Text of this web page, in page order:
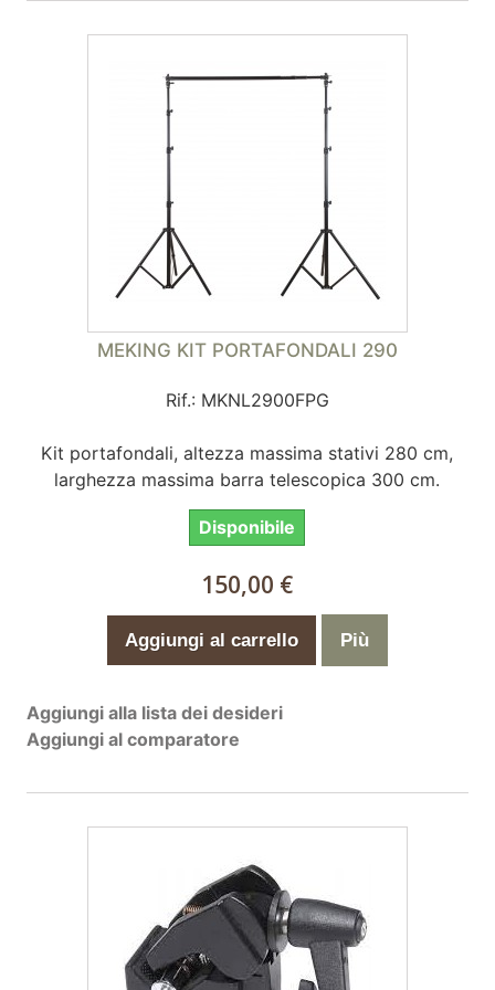
MEKING KIT PORTAFONDALI 290
Rif.: MKNL2900FPG
Kit portafondali, altezza massima stativi 280 cm,
larghezza massima barra telescopica 300 cm.
Disponibile
150,00 €
Aggiungi al carrello Più
Aggiungi alla lista dei desideri
Aggiungi al comparatore